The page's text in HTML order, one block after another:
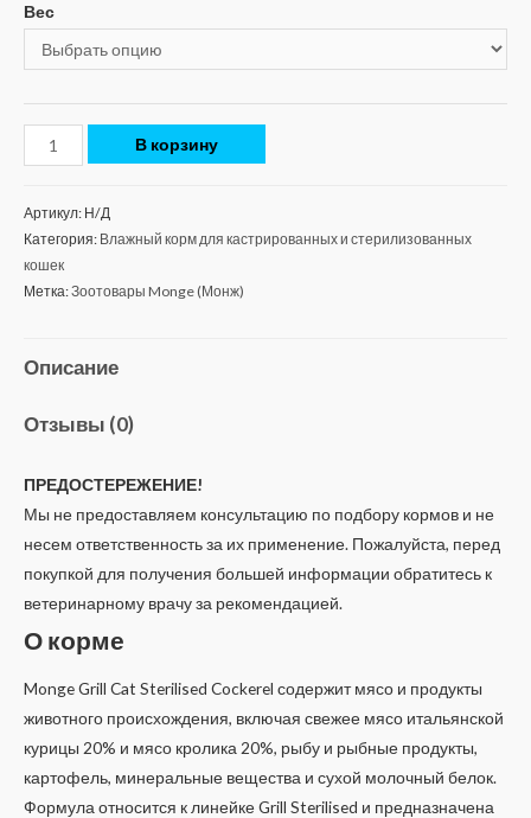
Вес
В корзину
Артикул: Н/Д
Категория: Влажный корм для кастрированных и стерилизованных
кошек
Метка:Зоотовары Monge (Монж)
Описание
Отзывы (0)
ПРЕДОСТЕРЕЖЕНИЕ!
Мы не предоставляем консультацию по подбору кормов и не
несем ответственность за их применение. Пожалуйста, перед
покупкой для получения большей информации обратитесь к
ветеринарному врачу за рекомендацией.
О корме
Monge Grill Cat Sterilised Cockerel содержит мясо и продукты
животного происхождения, включая свежее мясо итальянской
курицы 20% и мясо кролика 20%, рыбу и рыбные продукты,
картофель, минеральные вещества и сухой молочный белок.
Формула относится к линейке Grill Sterilised и предназначена